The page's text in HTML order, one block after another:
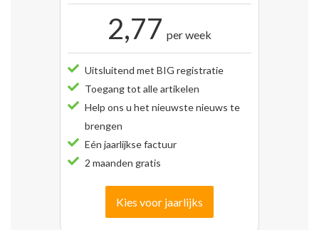
2,77 per week
Uitsluitend met BIG registratie
Toegang tot alle artikelen
Help ons u het nieuwste nieuws te
brengen
Eén jaarlijkse factuur
2 maanden gratis
Kies voor jaarlijks